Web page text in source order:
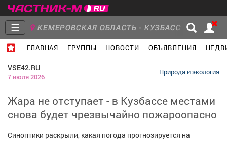
☰ КЕМЕРОВСКАЯ ОБЛАСТЬ - КУЗБАСС
ГЛАВНАЯ ГРУППЫ НОВОСТИ ОБЪЯВЛЕНИЯ
Объявления Недвижимость Услуги
VSE42.RU
7 июля 2026
Природа и экология
Жара не отступает - в Кузбассе местами
снова будет чрезвычайно пожароопасно
Синоптики раскрыли, какая погода прогнозируется на